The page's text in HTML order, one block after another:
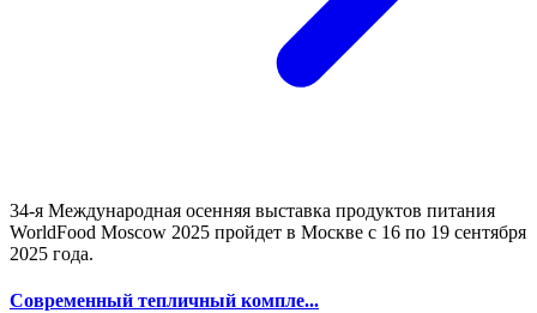
34-я Международная осенняя выставка продуктов питания
WorldFood Moscow 2025 пройдет в Москве с 16 по 19 сентября
2025 года.
Современный тепличный компле...